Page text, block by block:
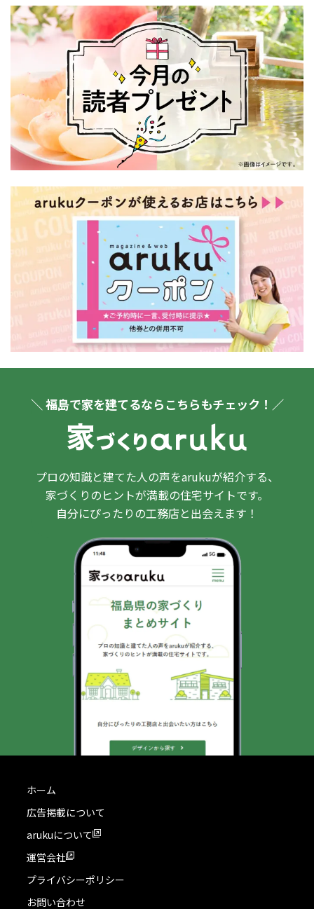
＼ 福島で家を建てるならこちらもチェック！／
プロの知識と建てた人の声をarukuが紹介する、
家づくりのヒントが満載の住宅サイトです。
自分にぴったりの工務店と出会えます！
ホーム
広告掲載について
arukuについて
運営会社
プライバシーポリシー
お問い合わせ